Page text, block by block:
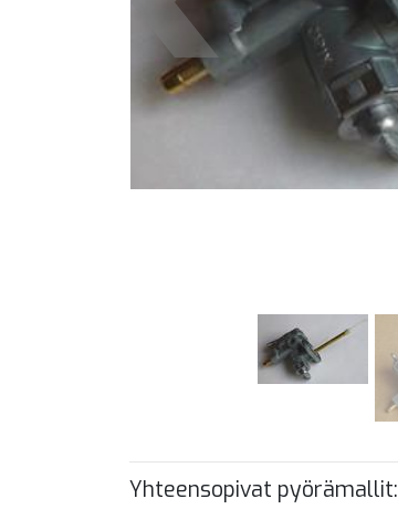
Yhteensopivat pyörämallit: